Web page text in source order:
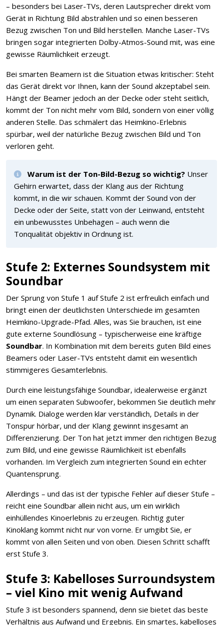
– besonders bei Laser-TVs, deren Lautsprecher direkt vom
Gerät in Richtung Bild abstrahlen und so einen besseren
Bezug zwischen Ton und Bild herstellen. Manche Laser-TVs
bringen sogar integrierten Dolby-Atmos-Sound mit, was eine
gewisse Räumlichkeit erzeugt.
Bei smarten Beamern ist die Situation etwas kritischer: Steht
das Gerät direkt vor Ihnen, kann der Sound akzeptabel sein.
Hängt der Beamer jedoch an der Decke oder steht seitlich,
kommt der Ton nicht mehr vom Bild, sondern von einer völlig
anderen Stelle. Das schmälert das Heimkino-Erlebnis
spürbar, weil der natürliche Bezug zwischen Bild und Ton
verloren geht.
Warum ist der Ton-Bild-Bezug so wichtig? Unser
Gehirn erwartet, dass der Klang aus der Richtung
kommt, in die wir schauen. Kommt der Sound von der
Decke oder der Seite, statt von der Leinwand, entsteht
ein unbewusstes Unbehagen – auch wenn die
Tonqualität objektiv in Ordnung ist.
Stufe 2: Externes Soundsystem mit
Soundbar
Der Sprung von Stufe 1 auf Stufe 2 ist erfreulich einfach und
bringt einen der deutlichsten Unterschiede im gesamten
Heimkino-Upgrade-Pfad. Alles, was Sie brauchen, ist eine
gute externe Soundlösung – typischerweise eine kräftige
Soundbar. In Kombination mit dem bereits guten Bild eines
Beamers oder Laser-TVs entsteht damit ein wesentlich
stimmigeres Gesamterlebnis.
Durch eine leistungsfähige Soundbar, idealerweise ergänzt
um einen separaten Subwoofer, bekommen Sie deutlich mehr
Dynamik. Dialoge werden klar verständlich, Details in der
Tonspur hörbar, und der Klang gewinnt insgesamt an
Differenzierung. Der Ton hat jetzt immer den richtigen Bezug
zum Bild, und eine gewisse Räumlichkeit ist ebenfalls
vorhanden. Im Vergleich zum integrierten Sound ein echter
Quantensprung.
Allerdings – und das ist der typische Fehler auf dieser Stufe –
reicht eine Soundbar allein nicht aus, um ein wirklich
einhüllendes Kinoerlebnis zu erzeugen. Richtig guter
Kinoklang kommt nicht nur von vorne. Er umgibt Sie, er
kommt von allen Seiten und von oben. Diesen Schritt schafft
erst Stufe 3.
Stufe 3: Kabelloses Surroundsystem
– viel Kino mit wenig Aufwand
Stufe 3 ist besonders spannend, denn sie bietet das beste
Verhältnis aus Aufwand und Ergebnis. Ein smartes, kabelloses